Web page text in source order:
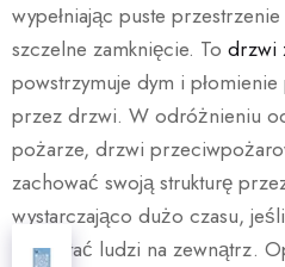
wypełniając puste
szczelne zamknięcie. To drzwi
powstrzymuje dym i
przez drzwi. W odróżnieniu
pożarze, drzwi
zachować swoją strukturę
wystarczająco dużo czasu,
wydostać ludzi na zewnątrz.